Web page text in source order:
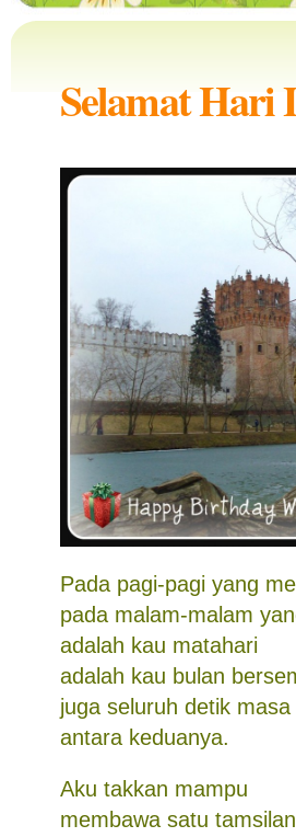
Selamat Hari
Pada pagi-pagi yang
pada malam-malam
adalah kau matahari
adalah kau bulan
juga seluruh detik masa
antara keduanya.
Aku takkan mampu
membawa satu